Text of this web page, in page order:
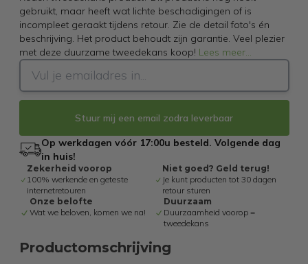
gebruikt, maar heeft wat lichte beschadigingen of is
incompleet geraakt tijdens retour. Zie de detail foto's én
beschrijving. Het product behoudt zijn garantie. Veel plezier
met deze duurzame tweedekans koop! Lees meer...
Stuur mij een email zodra leverbaar
Op werkdagen vóór 17:00u besteld. Volgende dag
in huis!
Zekerheid voorop
100% werkende en geteste
internetretouren
Niet goed? Geld terug!
Je kunt producten tot 30 dagen
retour sturen
Onze belofte
Wat we beloven, komen we na!
Duurzaam
Duurzaamheid voorop =
tweedekans
Productomschrijving